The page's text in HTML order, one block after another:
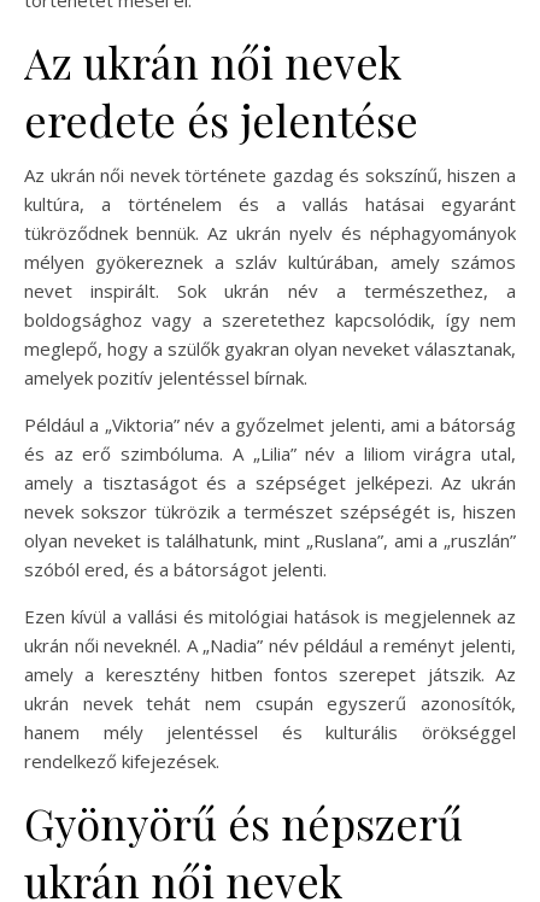
Az ukrán női nevek
eredete és jelentése
Az ukrán női nevek története gazdag és sokszínű, hiszen a
kultúra, a történelem és a vallás hatásai egyaránt
tükröződnek bennük. Az ukrán nyelv és néphagyományok
mélyen gyökereznek a szláv kultúrában, amely számos
nevet inspirált. Sok ukrán név a természethez, a
boldogsághoz vagy a szeretethez kapcsolódik, így nem
meglepő, hogy a szülők gyakran olyan neveket választanak,
amelyek pozitív jelentéssel bírnak.
Például a „Viktoria” név a győzelmet jelenti, ami a bátorság
és az erő szimbóluma. A „Lilia” név a liliom virágra utal,
amely a tisztaságot és a szépséget jelképezi. Az ukrán
nevek sokszor tükrözik a természet szépségét is, hiszen
olyan neveket is találhatunk, mint „Ruslana”, ami a „ruszlán”
szóból ered, és a bátorságot jelenti.
Ezen kívül a vallási és mitológiai hatások is megjelennek az
ukrán női neveknél. A „Nadia” név például a reményt jelenti,
amely a keresztény hitben fontos szerepet játszik. Az
ukrán nevek tehát nem csupán egyszerű azonosítók,
hanem mély jelentéssel és kulturális örökséggel
rendelkező kifejezések.
Gyönyörű és népszerű
ukrán női nevek